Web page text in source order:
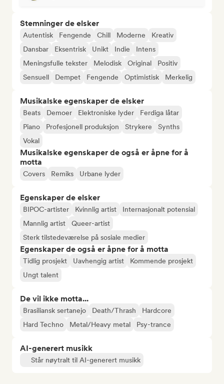
Stemninger de elsker
Autentisk Fengende Chill Moderne
Kreativ
Dansbar
Eksentrisk Unikt Indie
Intens
Meningsfulle tekster
Melodisk Original
Positiv
Sensuell
Dempet Fengende Optimistisk Merkelig
Musikalske egenskaper de elsker
Beats Demoer Elektroniske lyder
Ferdiga låtar
Piano
Profesjonell produksjon Strykere
Synths
Vokal
Musikalske egenskaper de også er åpne for å
motta
Covers Remiks Urbane lyder
Egenskaper de elsker
BIPOC-artister Kvinnlig artist
Internasjonalt potensial
Mannlig artist
Queer-artist
Sterk tilstedeværelse på sosiale medier
Egenskaper de også er åpne for å motta
Tidlig prosjekt Uavhengig artist
Kommende prosjekt
Ungt talent
De vil ikke motta...
Brasiliansk sertanejo Death/Thrash
Hardcore
Hard Techno
Metal/Heavy metal Psy-trance
AI-generert musikk
Står nøytralt til AI-generert musikk